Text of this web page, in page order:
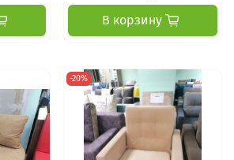
В корзину
-20%